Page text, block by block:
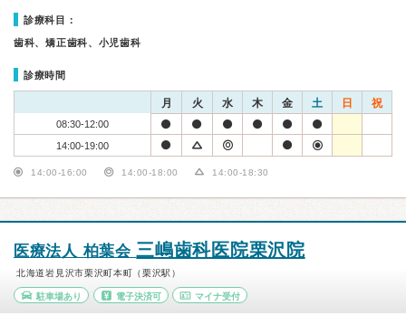
診療科目：
歯科、矯正歯科、小児歯科
診療時間
月 火 水 木 金 土 日 祝
08:30-12:00
14:00-19:00
14:00-16:00 14:00-18:00 14:00-18:30
医療法人 柏葉会三嶋歯科医院栗沢院
北海道岩見沢市栗沢町本町（栗沢駅）
駐車場あり 電子決済可 マイナ受付